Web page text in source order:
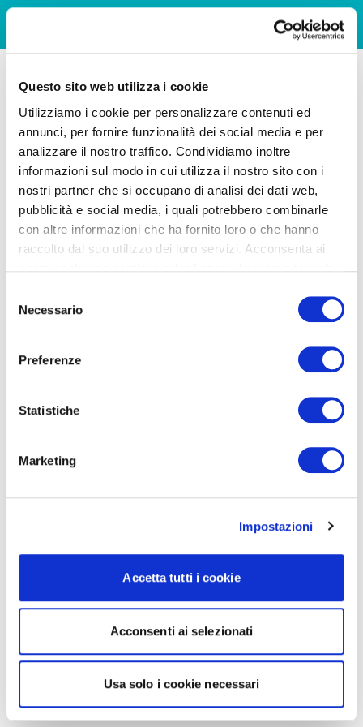
Questo sito web utilizza i cookie
Utilizziamo i cookie per personalizzare contenuti ed
annunci, per fornire funzionalità dei social media e per
analizzare il nostro traffico. Condividiamo inoltre
informazioni sul modo in cui utilizza il nostro sito con i
nostri partner che si occupano di analisi dei dati web,
pubblicità e social media, i quali potrebbero combinarle
con altre informazioni che ha fornito loro o che hanno
raccolto dal suo utilizzo dei loro servizi. Acconsenta ai
delNecessario
Preferenze
Statistiche
Marketing
Impostazioni
Accetta tutti i cookie
Acconsenti ai selezionati
Usa solo i cookie necessari